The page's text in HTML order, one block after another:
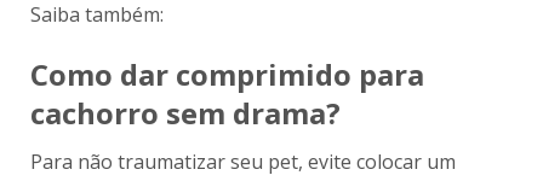
Saiba também:
Como dar comprimido para
cachorro sem drama?
Para não traumatizar seu pet, evite colocar um